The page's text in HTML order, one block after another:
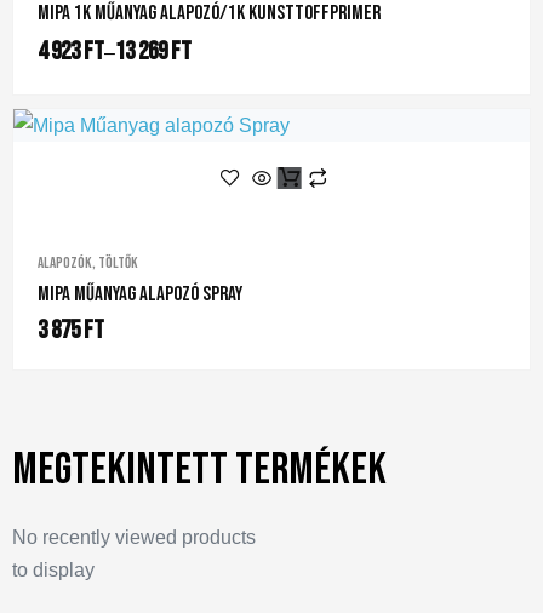
Mipa 1K Műanyag Alapozó/1K Kunsttoffprimer
4 923Ft–13 269Ft
Alapozók, töltők
Mipa Műanyag Alapozó Spray
3 875Ft
Megtekintett termékek
No recently viewed products
to display